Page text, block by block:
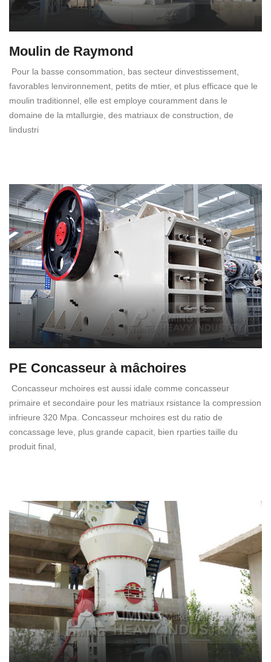
Moulin de Raymond
Pour la basse consommation, bas secteur dinvestissement,
favorables lenvironnement, petits de mtier, et plus efficace que le
moulin traditionnel, elle est employe couramment dans le
domaine de la mtallurgie, des matriaux de construction, de
lindustri
PE Concasseur à mâchoires
Concasseur mchoires est aussi idale comme concasseur
primaire et secondaire pour les matriaux rsistance la compression
infrieure 320 Mpa. Concasseur mchoires est du ratio de
concassage leve, plus grande capacit, bien rparties taille du
produit final,